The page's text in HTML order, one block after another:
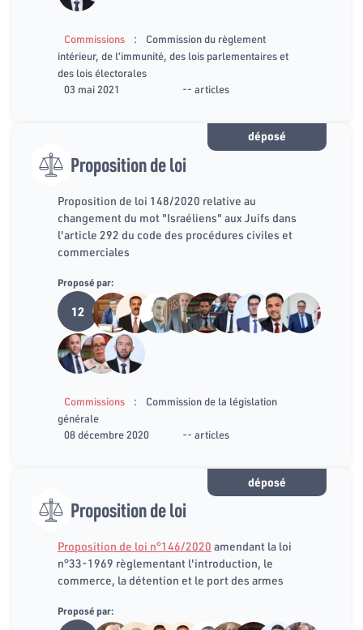
Commissions :
Commission du règlement
intérieur, de l’immunité, des lois parlementaires et
des lois électorales
03 mai 2021
-- articles
déposé
Proposition de loi
Proposition de loi 148/2020 relative au
changement du mot "Israéliens" aux Juifs dans
l'article 292 du code des procédures civiles et
commerciales
Proposé par:
12
Commissions :
Commission de la législation
générale
08 décembre 2020
-- articles
déposé
Proposition de loi
Proposition de loi n°146/2020 amendant la loi
n°33-1969 règlementant l'introduction, le
commerce, la détention et le port des armes
Proposé par: